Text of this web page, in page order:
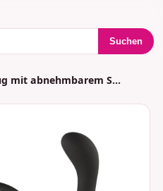
Suchen
mit abnehmbarem S…